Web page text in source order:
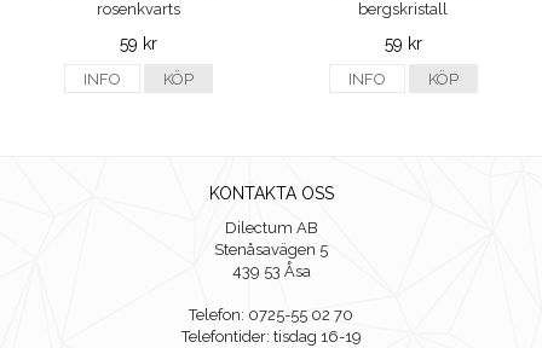
rosenkvarts
59 kr
INFO KÖP
bergskristall
59 kr
INFO KÖP
KONTAKTA OSS
Dilectum AB
Stenåsavägen 5
439 53 Åsa
Telefon: 0725-55 02 70
Telefontider: tisdag 16-19